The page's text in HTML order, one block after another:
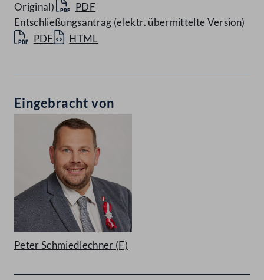
Original)
PDF
Entschließungsantrag (elektr. übermittelte Version)
PDF
HTML
Eingebracht von
Peter Schmiedlechner (F)